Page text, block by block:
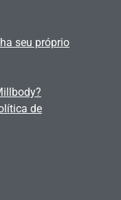
seu próprio
de